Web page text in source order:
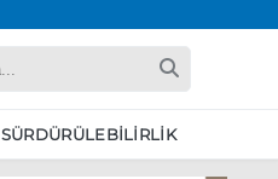
SÜRDÜRÜLEBILIRLIK